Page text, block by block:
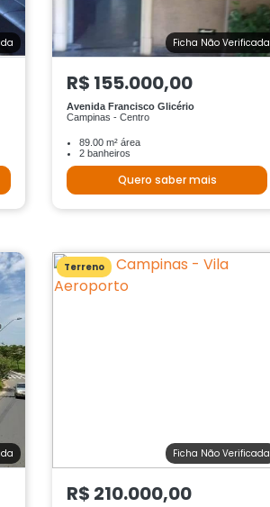
Ficha Não Verificada
R$ 155.000,00
Avenida Francisco Glicério
Campinas - Centro
89.00 m² área
2 banheiros
Quero saber mais
Terreno
Ficha Não Verificada
R$ 210.000,00